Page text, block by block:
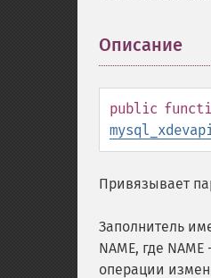
Описание
public
Привязывает
Заполнитель
NAME, где
операции